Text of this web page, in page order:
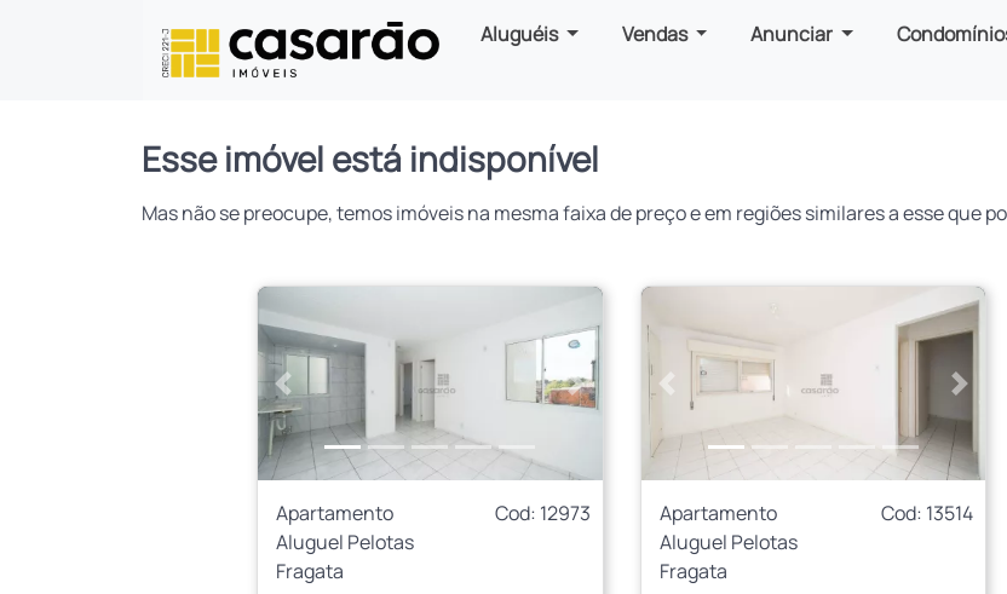
Aluguéis Vendas Anunciar
Esse imóvel está indisponível
Mas não se preocupe, temos imóveis na mesma faixa de preço e em regiões similares a esse que
Anterior Próximo
Apartamento
Cod: 12973
Aluguel Pelotas
Fragata
Anterior
Apartamento
Cod: 13514
Aluguel Pelotas
Fragata